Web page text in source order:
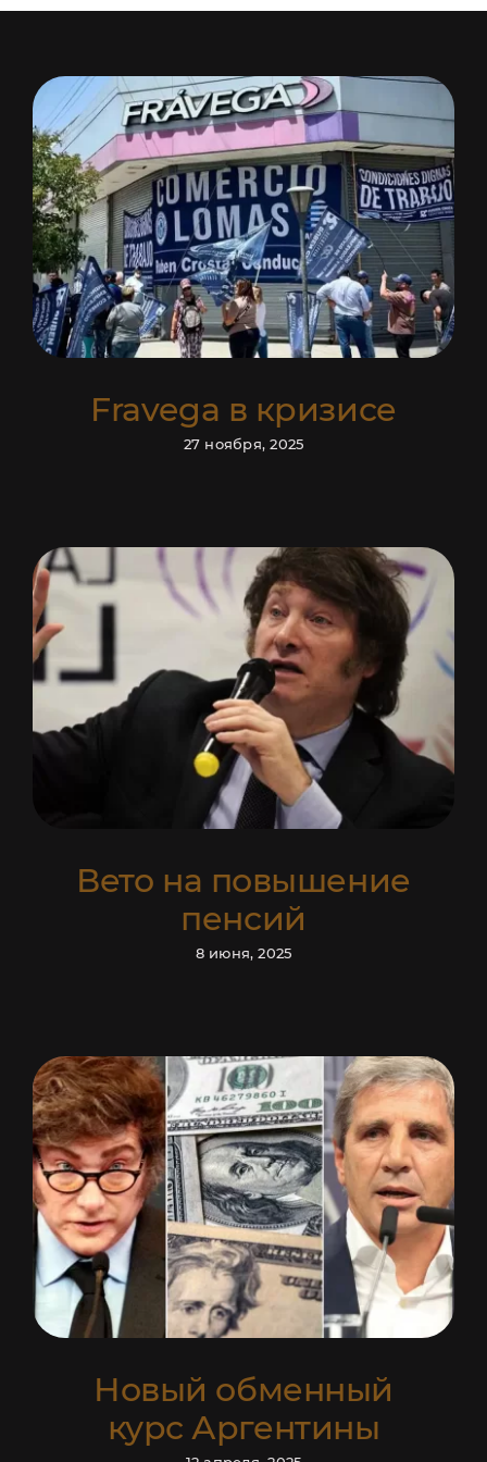
Fravega в кризисе
27 ноября, 2025
Вето на повышение
пенсий
8 июня, 2025
Новый обменный
курс Аргентины
СКИДКА 100 USD
НА СОПРОВОЖДЕНИЕ РАНТЬЕ
СОПРОВОЖДЕНИЕ
РАНТЬЕ
Запись на
консультацию
Ответим на ваши вопросы по